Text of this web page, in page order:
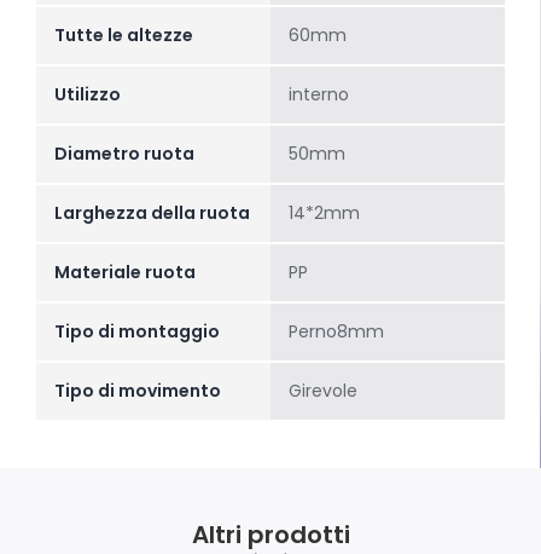
Tutte le altezze 60mm
Utilizzo interno
Diametro ruota 50mm
Larghezza della ruota 14*2mm
Materiale ruota PP
Tipo di montaggio Perno8mm
Tipo di movimento Girevole
Altri prodotti